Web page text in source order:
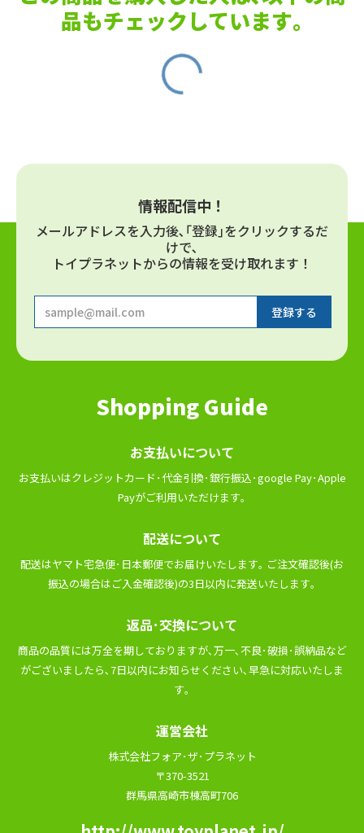
品もチェックしています｡
情報配信中！
メールアドレスを⼊⼒後､｢登録｣をクリックするだ
けで､
トイプラネットからの情報を受け取れます！
Shopping Guide
お⽀払いについて
お⽀払いはクレジットカード･代⾦引換･銀⾏振込･google Pay･Apple
Payがご利⽤いただけます｡
配送について
配送はヤマト宅急便･⽇本郵便でお届けいたします｡ ご注⽂確認後(お
振込の場合はご⼊⾦確認後)の3⽇以内に発送いたします｡
返品･交換について
商品の品質には万全を期しておりますが､万⼀､不良･破損･誤納品など
がございましたら､7⽇以内にお知らせください､早急に対応いたしま
す｡
運営会社
株式会社フォア･ザ･プラネット
〒370-3521
群馬県高崎市棟高町706